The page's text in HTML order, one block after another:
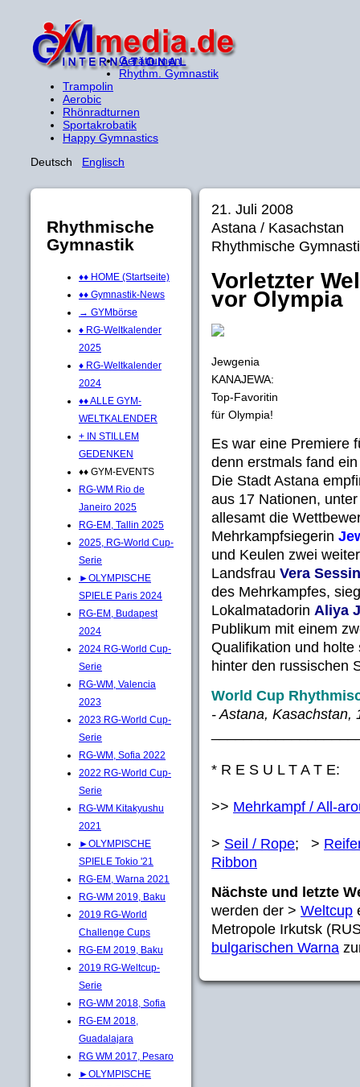
Gerätturnen
Rhythm. Gymnastik
Trampolin
Aerobic
Rhönradturnen
Sportakrobatik
Happy Gymnastics
Deutsch Englisch
Rhythmische
Gymnastik
♦♦ HOME (Startseite)
♦♦ Gymnastik-News
→ GYMbörse
♦ RG-Weltkalender
2025
♦ RG-Weltkalender
2024
♦♦ ALLE GYM-
WELTKALENDER
+ IN STILLEM
GEDENKEN
♦♦ GYM-EVENTS
RG-WM Rio de
Janeiro 2025
RG-EM, Tallin 2025
2025, RG-World Cup-
Serie
►OLYMPISCHE
SPIELE Paris 2024
RG-EM, Budapest
2024
2024 RG-World Cup-
Serie
RG-WM, Valencia
2023
2023 RG-World Cup-
Serie
RG-WM, Sofia 2022
2022 RG-World Cup-
Serie
RG-WM Kitakyushu
2021
►OLYMPISCHE
SPIELE Tokio '21
RG-EM, Warna 2021
RG-WM 2019, Baku
2019 RG-World
Challenge Cups
RG-EM 2019, Baku
2019 RG-Weltcup-
Serie
RG-WM 2018, Sofia
RG-EM 2018,
Guadalajara
RG WM 2017, Pesaro
►OLYMPISCHE
21. Juli 2008
Astana / Kasachstan
Rhythmische
Vorletzter
vor Olympia
Jewgenia
KANAJEWA:
Top-Favoritin
für Olympia!
Es war eine Premiere
denn erstmals fand
Die Stadt Astana
aus 17 Nationen,
allesamt die
Mehrkampfsiegerin
und Keulen zwei
Landsfrau Vera
des Mehrkampfes,
Lokalmatadorin Aliya
Publikum mit einem
Qualifikation und
hinter den russischen
World Cup
- Astana, Kasachstan,
* R E S U L T A T E:
>> Mehrkampf / All-
> Seil / Rope; >
Ribbon
Nächste und letzte
werden der > Weltcup
Metropole Irkutsk
bulgarischen Warna